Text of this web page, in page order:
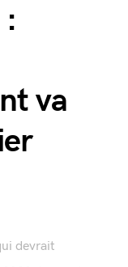
va
devrait